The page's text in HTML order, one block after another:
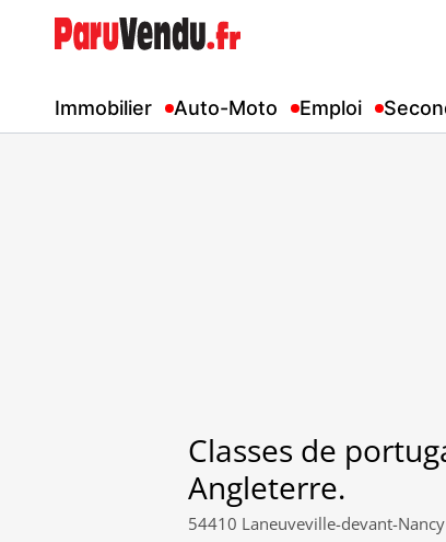
Immobilier Auto-Moto Emploi
Classes de
Angleterre.
54410 Laneuveville-devant-Nancy